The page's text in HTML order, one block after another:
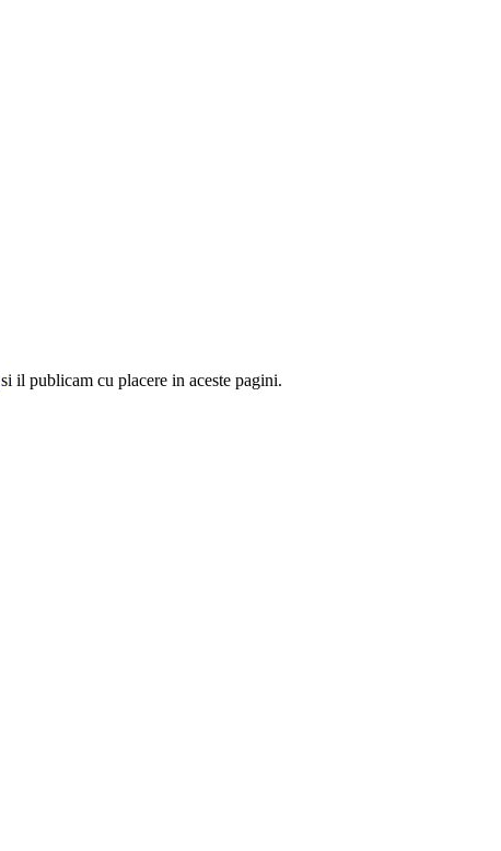
si il publicam cu placere in aceste pagini.